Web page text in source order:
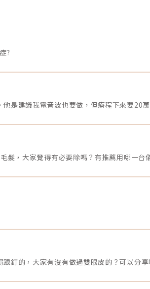
伸展彈性，不會出現團塊及異物感；尤
到改善動態細紋的適應症，顛覆以往改
劑甘油之雙重鎖水配方，既能長效保
酸具有刺激膠原蛋白合成的作用，可強化
與肌膚彈性。事實上，透過針劑來刺激
良升級的『Sculptra 4D童妍針』以及韓
推出後，就在市場上造成不小的話題，
經交聯處理的玻尿酸，保留原始的流動
被人體吸收的PDO線材，並經由壓印專
定區域，讓醫生能根據每位患者的特定
治療方案。從肉毒桿菌、玻尿酸，膠原
，也正在扭轉人們對於醫美的傳統印
?
髮，大家覺得有必要除嗎？有推薦用哪一台
釘的，大家有沒有做過雙眼皮的？可以分享